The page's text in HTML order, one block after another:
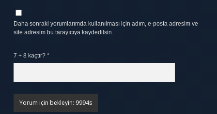
Daha sonraki yorumlarımda kullanılması için adım, e-posta adresim ve
site adresim bu tarayıcıya kaydedilsin.
7 + 8 kaçtır? *